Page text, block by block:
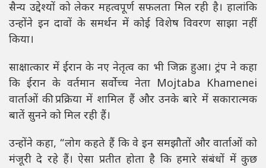
सैन्य उद्देश्यों को लेकर महत्वपूर्ण सफलता मिल रही है। हालांकि
उन्होंने इन दावों के समर्थन में कोई विशेष विवरण साझा नहीं
किया।
साक्षात्कार में ईरान के नए नेतृत्व का भी जिक्र हुआ। ट्रंप ने कहा
कि ईरान के वर्तमान सर्वोच्च नेता Mojtaba Khamenei
वार्ताओं की प्रक्रिया में शामिल हैं और उनके बारे में सकारात्मक
बातें सुनने को मिल रही हैं।
उन्होंने कहा, “लोग कहते हैं कि वे इन समझौतों और वार्ताओं को
मंजूरी दे रहे हैं। ऐसा प्रतीत होता है कि हमारे संबंधों में कुछ